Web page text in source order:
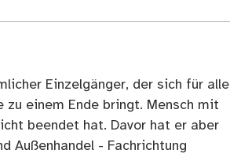
Einzelgänger, der sich für alle
einem Ende bringt. Mensch mit
beendet hat. Davor hat er aber
Außenhandel - Fachrichtung